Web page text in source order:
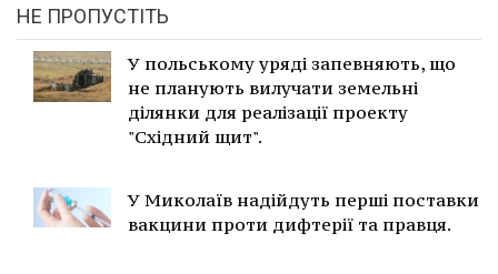
НЕ ПРОПУСТІТЬ
У польському уряді запевняють, що
не планують вилучати земельні
ділянки для реалізації проекту
"Східний щит".
У Миколаїв надійдуть перші поставки
вакцини проти дифтерії та правця.